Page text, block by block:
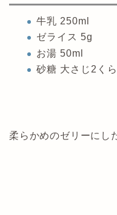
牛乳 250ml
ゼライス 5g
お湯 50ml
砂糖 大さじ2く
柔らかめのゼリーにし